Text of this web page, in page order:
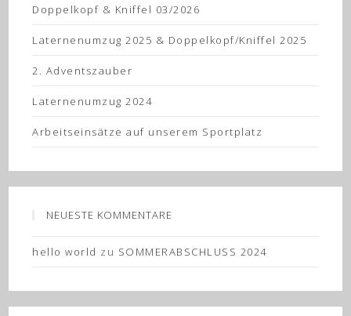
Doppelkopf & Kniffel 03/2026
Laternenumzug 2025 & Doppelkopf/Kniffel 2025
2. Adventszauber
Laternenumzug 2024
Arbeitseinsätze auf unserem Sportplatz
NEUESTE KOMMENTARE
hello world zu SOMMERABSCHLUSS 2024